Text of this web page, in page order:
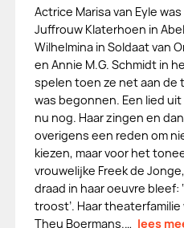
Actrice Marisa van Eyle was
Juffrouw Klaterhoen in
Wilhelmina in Soldaat van
en Annie M.G. Schmidt in
spelen toen ze net aan
was begonnen. Een lied
nu nog. Haar zingen en
overigens een reden om
kiezen, maar voor het
vrouwelijke Freek de
draad in haar oeuvre bleef:
troost’. Haar theaterfamilie
Theu Boermans.… lees